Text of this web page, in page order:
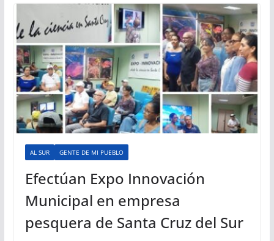
AL SUR GENTE DE MI PUEBLO
Efectúan Expo Innovación
Municipal en empresa
pesquera de Santa Cruz del Sur